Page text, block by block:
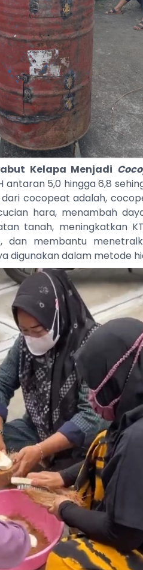
Kelapa Menjadi
antaran 5,0 hingga 6,8
cocopeat adalah,
hara, menambah
tanah, meningkatkan
dan membantu
digunakan dalam metode